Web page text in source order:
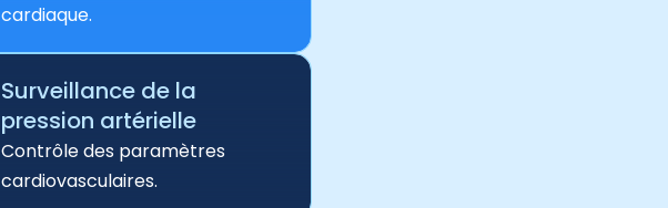
cardiaque.
Surveillance de la
pression artérielle
Contrôle des paramètres
cardiovasculaires.